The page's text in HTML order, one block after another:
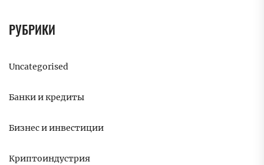
РУБРИКИ
Uncategorised
Банки и кредиты
Бизнес и инвестиции
Криптоиндустрия